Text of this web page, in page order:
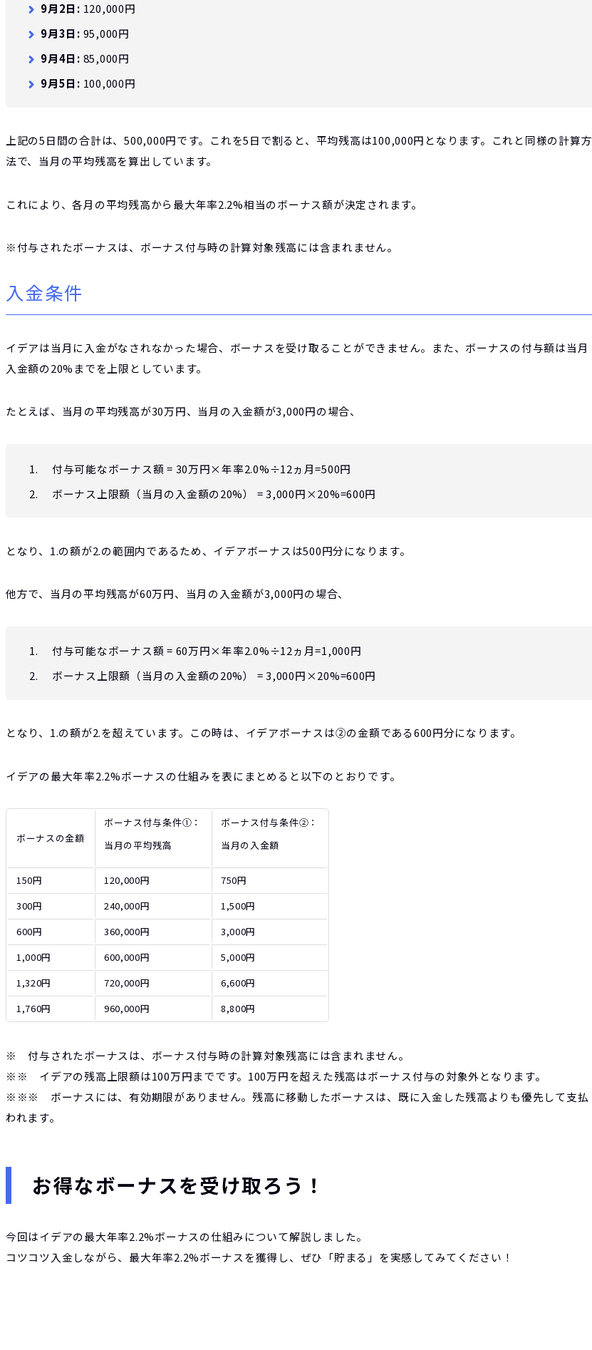
9月2日: 120,000円
9月3日: 95,000円
9月4日: 85,000円
9月5日: 100,000円
上記の5日間の合計は、500,000円です。これを5日で割ると、平均残高は100,000円となります。 これと同様の計算方
法で、当月の平均残高を算出しています。
これにより、各月の平均残高から最大年率2.2%相当のボーナス額が決定されます。
※付与されたボーナスは、ボーナス付与時の計算対象残高には含まれません。
入金条件
イデアは当月に入金がなされなかった場合、ボーナスを受け取ることができません。また、ボーナスの付与額は当月
入金額の20%までを上限としています。
たとえば、 当月の平均残高が30万円、当月の入金額が3,000円の場合、
付与可能なボーナス額 = 30万円×年率2.0%÷12ヵ月=500円
ボーナス上限額（当月の入金額の20%） = 3,000円×20%=600円
となり、1.の額が2.の範囲内であるため、イデアボーナスは500円分になります。
他方で、当月の平均残高が60万円、当月の入金額が3,000円の場合、
付与可能なボーナス額 = 60万円×年率2.0%÷12ヵ月=1,000円
ボーナス上限額（当月の入金額の20%） = 3,000円×20%=600円
となり、1.の額が2.を超えています。この時は、イデアボーナスは②の金額である600円分になります。
イデアの最大年率2.2%ボーナスの仕組みを表にまとめると以下のとおりです。
ボーナスの金額
ボーナス付与条件①：
当月の平均残高
ボーナス付与条件②：
当月の入金額
150円 120,000円
750円
300円
240,000円
1,500円
600円
360,000円
3,000円
1,000円
600,000円
5,000円
1,320円
720,000円
6,600円
1,760円
960,000円 8,800円
※ 付与されたボーナスは、ボーナス付与時の計算対象残高には含まれません。
※※ イデアの残高上限額は100万円までです。100万円を超えた残高はボーナス付与の対象外となります。
※※※ ボーナスには、有効期限がありません。残高に移動したボーナスは、既に入金した残高よりも優先して支払
われます。
お得なボーナスを受け取ろう！
今回はイデアの最大年率2.2%ボーナスの仕組みについて解説しました。
コツコツ入金しながら、最大年率2.2%ボーナスを獲得し、ぜひ「貯まる」を実感してみてください！